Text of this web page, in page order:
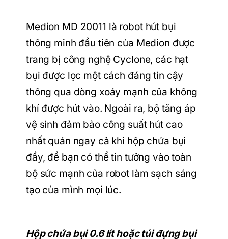
Medion MD 20011 là robot hút bụi
thông minh đầu tiên của Medion được
trang bị công nghệ Cyclone, các hạt
bụi được lọc một cách đáng tin cậy
thông qua dòng xoáy mạnh của không
khí được hút vào. Ngoài ra, bộ tăng áp
vệ sinh đảm bảo công suất hút cao
nhất quán ngay cả khi hộp chứa bụi
đầy, để bạn có thể tin tưởng vào toàn
bộ sức mạnh của robot làm sạch sáng
tạo của mình mọi lúc.
Hộp chứa bụi 0.6 lít hoặc túi đựng bụi